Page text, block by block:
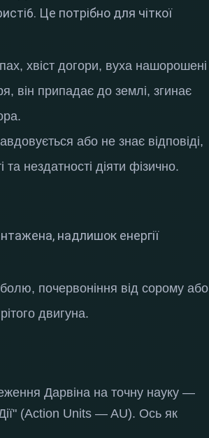
Це потрібно для чіткої
хвіст догори, вуха нашорошені
він припадає до землі, згинає
або не знає відповіді,
нездатності діяти фізично.
надлишок енергії
почервоніння від сорому або
двигуна.
Дарвіна на точну науку —
(Action Units — AU). Ось як